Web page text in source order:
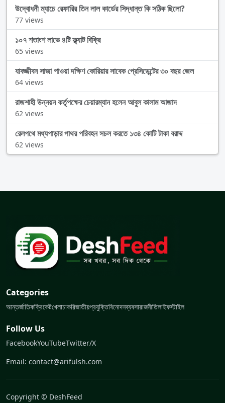
উদ্বোধনী ম্যাচে রেফারির তিন লাল কার্ডের সিদ্ধান্ত কি সঠিক ছিলো?
77 views
১০৭ শতাংশ লাভে ৪টি ফ্ল্যাট বিক্রি
65 views
যাবজ্জীবন সাজা পাওয়া দক্ষিণ কোরিয়ার সাবেক প্রেসিডেন্টের ৩০ বছর জেল
64 views
রাজশাহী উন্নয়ন কর্তৃপক্ষের চেয়ারম্যান হলেন আবুল কালাম আজাদ
62 views
রেলপথে মধ্যপাড়ার পাথর পরিবহন সচল করতে ১৩৪ কোটি টাকা বরাদ্দ
62 views
Categories
আন্তর্জাতিকক্রিকেটখেলাচাকরিজাতীয়প্রযুক্তিবিনোদনব্যবসারাজনীতিলাইফস্টাইল
Follow Us
FacebookYouTubeTwitter/X
Email: contact@arifulsh.com
Copyright © DeshFeed